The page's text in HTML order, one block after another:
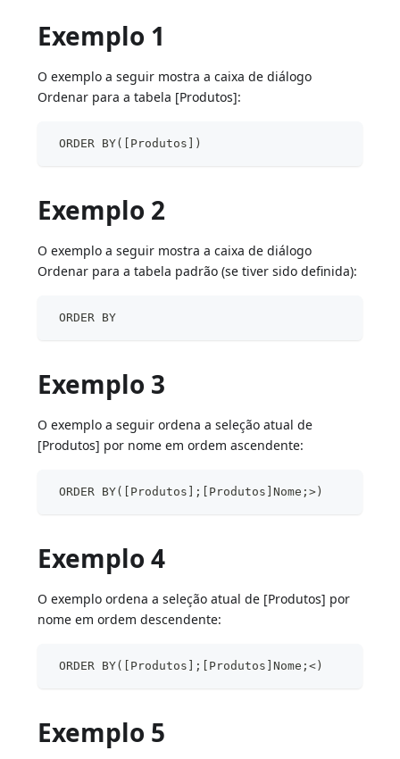
Exemplo 1
O exemplo a seguir mostra a caixa de diálogo
Ordenar para a tabela [Produtos]:
ORDER BY([Produtos])
Exemplo 2
O exemplo a seguir mostra a caixa de diálogo
Ordenar para a tabela padrão (se tiver sido definida):
ORDER BY
Exemplo 3
O exemplo a seguir ordena a seleção atual de
[Produtos] por nome em ordem ascendente:
ORDER BY([Produtos];[Produtos]Nome;>)
Exemplo 4
O exemplo ordena a seleção atual de [Produtos] por
nome em ordem descendente:
ORDER BY([Produtos];[Produtos]Nome;<)
Exemplo 5